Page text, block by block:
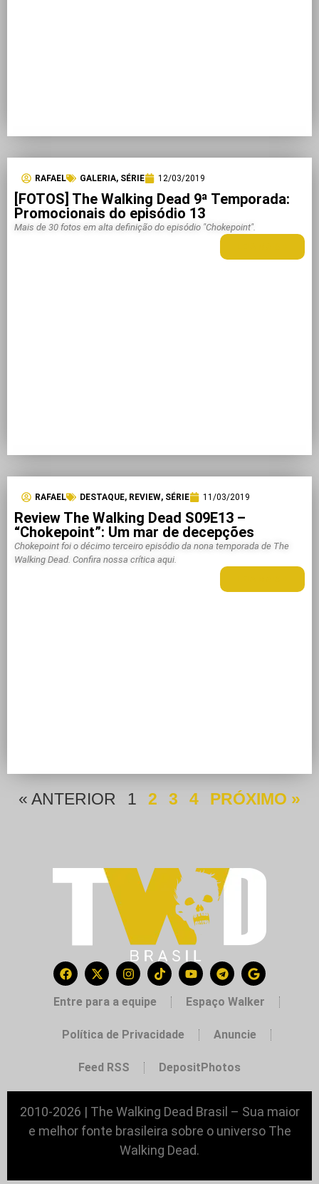
RAFAEL GALERIA, SÉRIE 12/03/2019
[FOTOS] The Walking Dead 9ª Temporada:
Promocionais do episódio 13
Mais de 30 fotos em alta definição do episódio "Chokepoint".
RAFAEL DESTAQUE, REVIEW, SÉRIE 11/03/2019
Review The Walking Dead S09E13 –
“Chokepoint”: Um mar de decepções
Chokepoint foi o décimo terceiro episódio da nona temporada de The
Walking Dead. Confira nossa crítica aqui.
« ANTERIOR 1 2 3 4 PRÓXIMO »
Entre para a equipe Espaço Walker
Política de Privacidade Anuncie
Feed RSS DepositPhotos
2010-2026 | The Walking Dead Brasil – Sua maior
e melhor fonte brasileira sobre o universo The
Walking Dead.